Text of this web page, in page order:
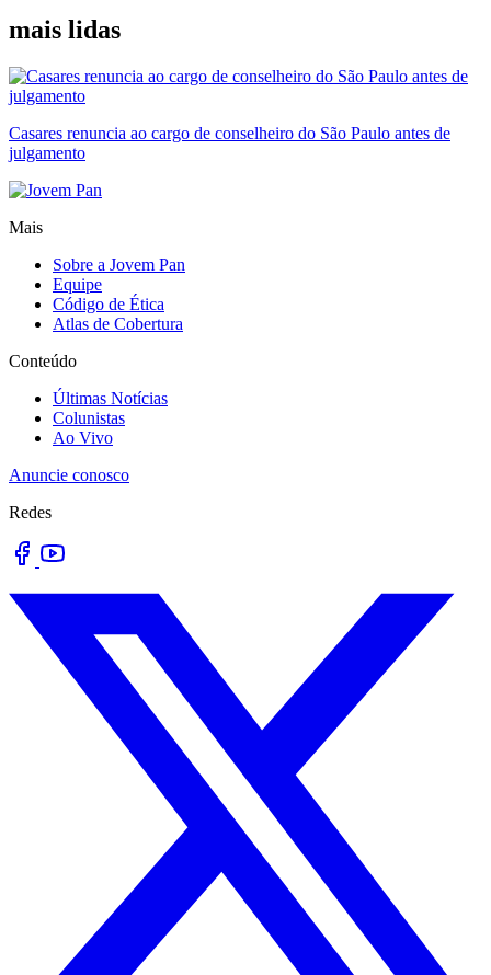
mais lidas
Casares renuncia ao cargo de conselheiro do São Paulo antes de
julgamento
Mais
Sobre a Jovem Pan
Equipe
Código de Ética
Atlas de Cobertura
Conteúdo
Últimas Notícias
Colunistas
Ao Vivo
Anuncie conosco
Redes